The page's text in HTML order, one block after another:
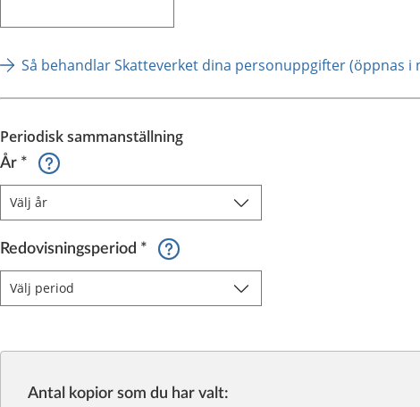
Så behandlar Skatteverket dina personuppgifter (öppnas i
Periodisk sammanställning
Antal kopior som du har valt: